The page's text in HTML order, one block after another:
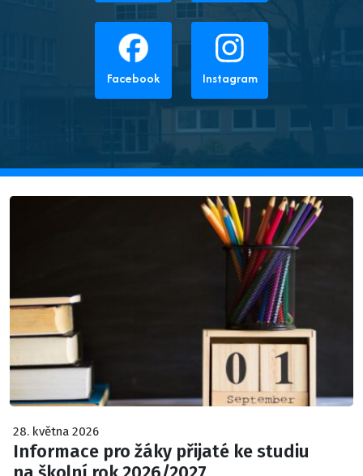
Facebook Instagram
28. května 2026
Informace pro žáky přijaté ke studiu